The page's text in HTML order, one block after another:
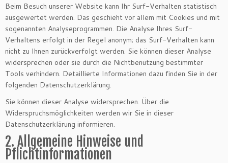
Beim Besuch unserer Website kann Ihr Surf-Verhalten statistisch
ausgewertet werden. Das geschieht vor allem mit Cookies und mit
sogenannten Analyseprogrammen. Die Analyse Ihres Surf-
Verhaltens erfolgt in der Regel anonym; das Surf-Verhalten kann
nicht zu Ihnen zurückverfolgt werden. Sie können dieser Analyse
widersprechen oder sie durch die Nichtbenutzung bestimmter
Tools verhindern. Detaillierte Informationen dazu finden Sie in der
folgenden Datenschutzerklärung.
Sie können dieser Analyse widersprechen. Über die
Widerspruchsmöglichkeiten werden wir Sie in dieser
Datenschutzerklärung informieren.
2. Allgemeine Hinweise und
Pflichtinformationen